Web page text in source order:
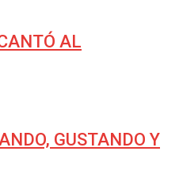
AL
GUSTANDO Y